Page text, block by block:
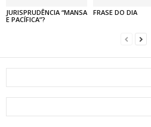
JURISPRUDÊNCIA “MANSA
E PACÍFICA”?
FRASE DO DIA